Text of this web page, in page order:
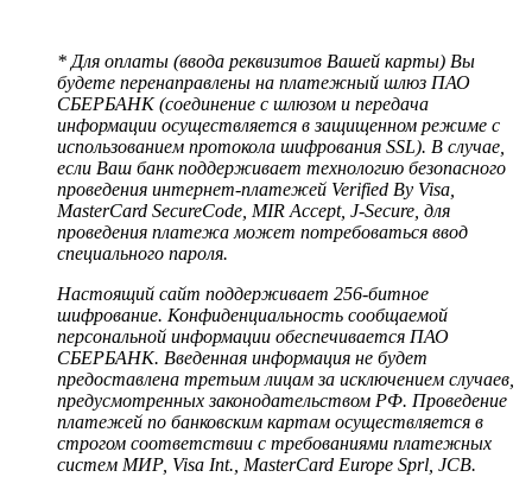
* Для оплаты (ввода реквизитов Вашей карты) Вы
будете перенаправлены на платежный шлюз ПАО
СБЕРБАНК (соединение с шлюзом и передача
информации осуществляется в защищенном режиме с
использованием протокола шифрования SSL). В случае,
если Ваш банк поддерживает технологию безопасного
проведения интернет-платежей Verified By Visa,
MasterCard SecureCode, MIR Accept, J-Secure, для
проведения платежа может потребоваться ввод
специального пароля.
Настоящий сайт поддерживает 256-битное
шифрование. Конфиденциальность сообщаемой
персональной информации обеспечивается ПАО
СБЕРБАНК. Введенная информация не будет
предоставлена третьим лицам за исключением случаев,
предусмотренных законодательством РФ. Проведение
платежей по банковским картам осуществляется в
строгом соответствии с требованиями платежных
систем МИР, Visa Int., MasterCard Europe Sprl, JCB.